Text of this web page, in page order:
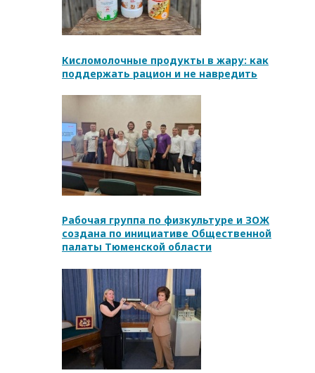
Кисломолочные продукты в жару: как
поддержать рацион и не навредить
Рабочая группа по физкультуре и ЗОЖ
создана по инициативе Общественной
палаты Тюменской области